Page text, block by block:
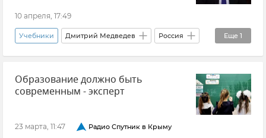
10 апреля, 17:49
Еще 1
Учебники Дмитрий Медведев Россия
Образование в России
Образование должно быть
современным - эксперт
23 марта, 11:47 Радио Спутник в Крыму